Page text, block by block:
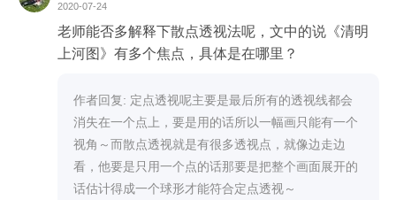
2020-07-24
老师能否多解释下散点透视法呢，文中的说《清明
上河图》有多个焦点，具体是在哪里？
作者回复: 定点透视呢主要是最后所有的透视线都会
消失在一个点上，要是用的话所以一幅画只能有一个
视角～而散点透视就是有很多透视点，就像边走边
看，他要是只用一个点的话那要是把整个画面展开的
话估计得成一个球形才能符合定点透视～